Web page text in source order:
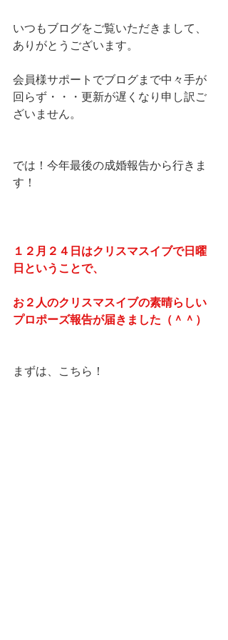
いつもブログをご覧いただきまして、
ありがとうございます。
会員様サポートでブログまで中々手が
回らず・・・更新が遅くなり申し訳ご
ざいません。
では！今年最後の成婚報告から行きま
す！
１２月２４日はクリスマスイブで日曜
日ということで、
お２人のクリスマスイブの素晴らしい
プロポーズ報告が届きました（＾＾）
まずは、こちら！